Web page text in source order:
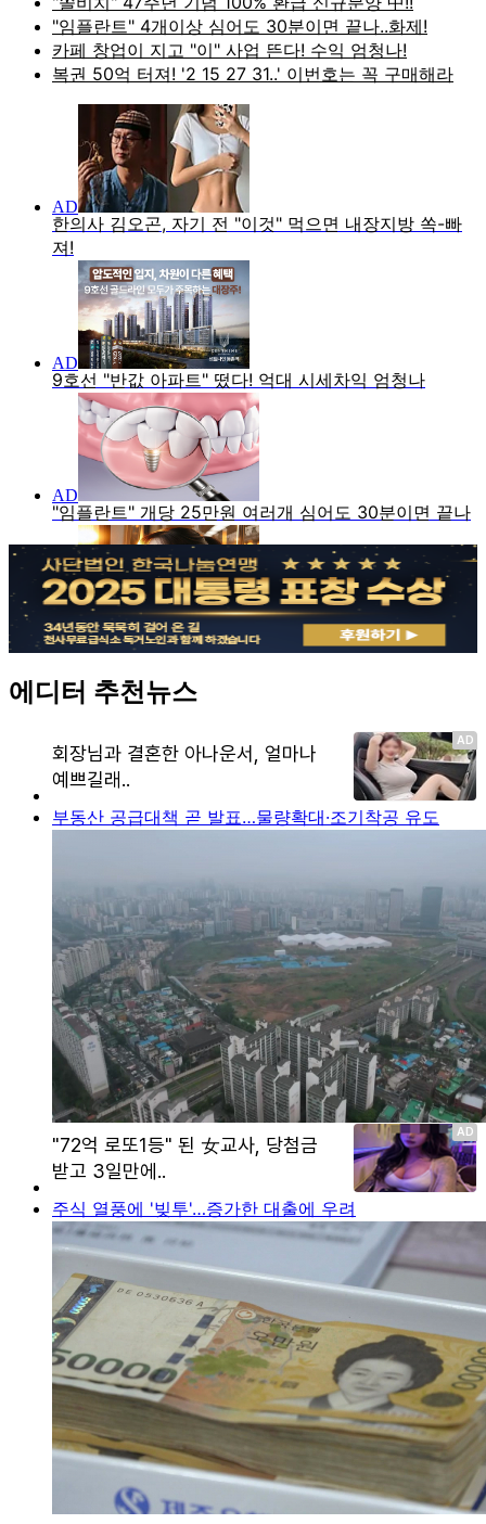
에디터 추천뉴스
부동산 공급대책 곧 발표…물량확대·조기착공 유도
주식 열풍에 '빚투'…증가한 대출에 우려